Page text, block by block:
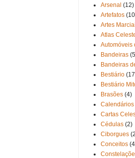
Arsenal (12)
Artefatos
Artes
Atlas
Automóveis
Bandeiras
Bandeiras
Bestiário
Bestiário
Brasões (4)
Calendários
Cartas
Cédulas (2)
Ciborgues
Conceitos